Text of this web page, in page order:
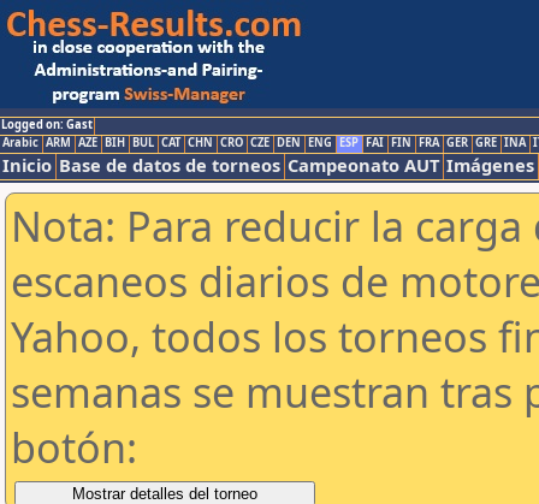
Logged on: Gast
Arabic ARM AZE BIH BUL CAT CHN CRO CZE DEN ENG ESP FAI FIN FRA GER GRE INA
Inicio Base de datos de torneos Campeonato AUT Imágenes
Nota: Para reducir la
escaneos diarios de
Yahoo, todos los torneos
semanas se muestran tras
botón: